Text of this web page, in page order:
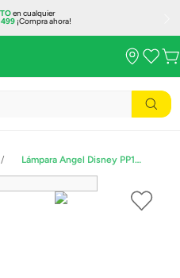
en cualquier
¡Compra ahora!
Lámpara Angel Disney PP13519LS